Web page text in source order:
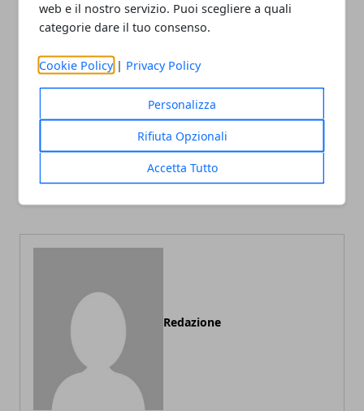
web e il nostro servizio. Puoi scegliere a quali
categorie dare il tuo consenso.
Cookie Policy | Privacy Policy
Personalizza
Rifiuta Opzionali
Accetta Tutto
Dieta chetogenica, quali
I 3 segreti per dire addio
Redazione